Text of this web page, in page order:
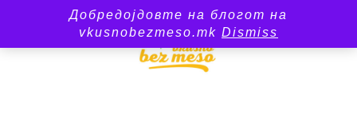
Добредојдовте на блогот на
vkusnobezmeso.mk Dismiss